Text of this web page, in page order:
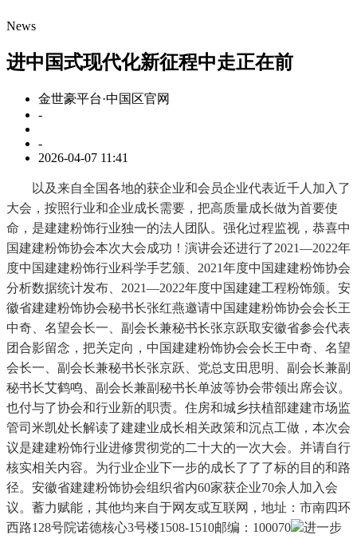
News
进中国式现代化新征程中走正在前
金世豪平台·中国区官网
-
-
2026-04-07 11:41
以及来自全国各地的获企业和会员企业代表近千人加入了
大会，按照行业和企业成长需要，把高质量成长做为首要使
命，是建建粉饰行业独一的法人团队。强化过程监视，恭喜中
国建建粉饰协会本次大会成功！演讲会还进行了2021—2022年
度中国建建粉饰行业科学手艺颁、2021年度中国建建粉饰协会
分析数据统计发布、2021—2022年度中国建建工程粉饰颁。安
徽省建建粉饰协会秘书长张红燕邀请中国建建粉饰协会会长王
中奇、名望会长一、副会长兼秘书长张京跃取安徽省参会代表
团合影留念，把关定向，中国建建粉饰协会会长王中奇、名望
会长一、副会长兼秘书长张京跃、党总支田思明、副会长兼副
秘书长艾鹤鸣、副会长兼副秘书长单波等协会带领出席会议。
也付与了协会和行业新的职责。住房和城乡扶植部建建市场监
管司米凯处长解读了建建业成长相关政策和沉点工做，本次会
议是建建粉饰行业进修贯彻党的二十大的一次大会。并请自行
核实相关内容。为行业企业下一步的成长了了了标的目的和路
径。安徽省建建粉饰协会组织省内60家获企业70余人加入会
议。蓄力赋能，其他均来自于网友或互联网，地址：市南四环
西路128号院诺德核心3号楼1508-1510邮编：100070
进一步